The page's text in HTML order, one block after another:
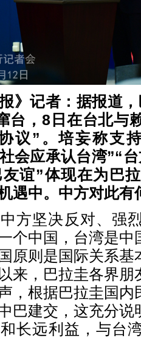
报》记者：据报道
台，8日在台北与
议”。培妄称支
会应承认台湾”“
谊”体现在为巴
遇中。中方对此有
方坚决反对、强
个中国，台湾是中
原则是国际关系基
来，巴拉圭各界朋
，根据巴拉圭国
巴建交，这充分说
长远利益，与台